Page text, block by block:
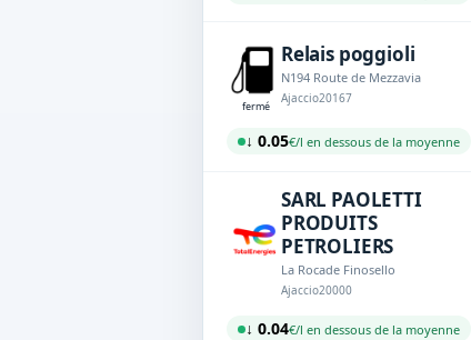
fermé
Relais poggioli
N194 Route de Mezzavia
Ajaccio20167
↓ 0.05€/l en dessous de la moyenne
SARL PAOLETTI
PRODUITS
PETROLIERS
La Rocade Finosello
Ajaccio20000
↓ 0.04€/l en dessous de la moyenne